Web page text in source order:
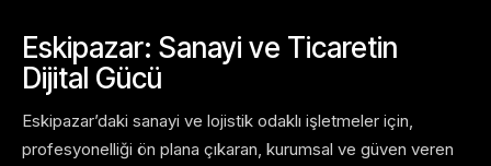
Eskipazar: Sanayi ve Ticaretin
Dijital Gücü
Eskipazar’daki sanayi ve lojistik odaklı işletmeler için,
profesyonelliği ön plana çıkaran, kurumsal ve güven veren